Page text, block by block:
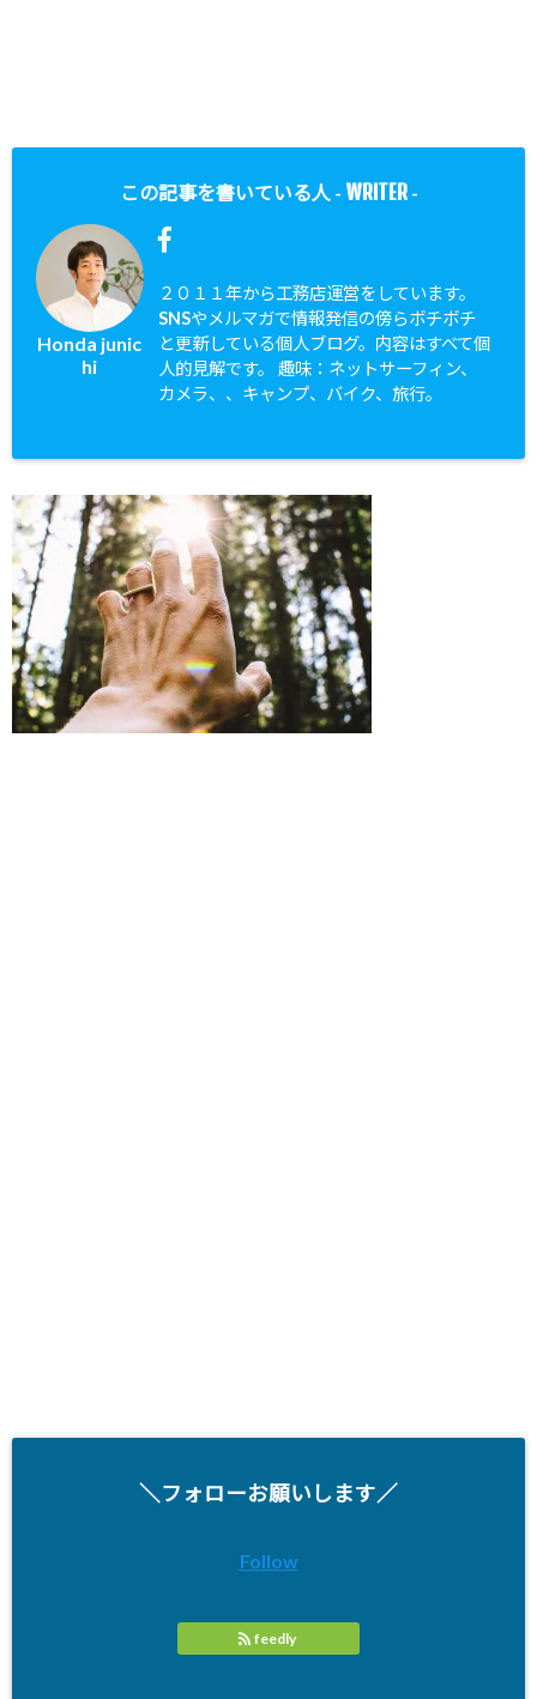
この記事を書いている人 - WRITER-
Honda junic
hi
２０１１年から工務店運営をしています。
SNSやメルマガで情報発信の傍らボチボチ
と更新している個人ブログ。内容はすべて個
人的見解です。 趣味：ネットサーフィン、
カメラ、、キャンプ、バイク、旅行。
＼フォローお願いします／
Follow
feedly